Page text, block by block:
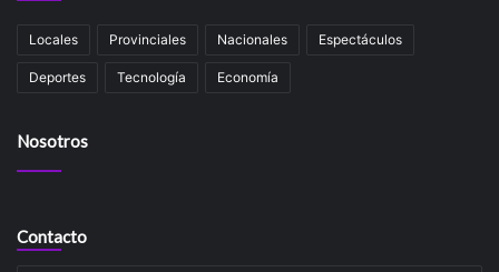
Locales Provinciales Nacionales Espectáculos
Deportes Tecnología Economía
Nosotros
Contacto